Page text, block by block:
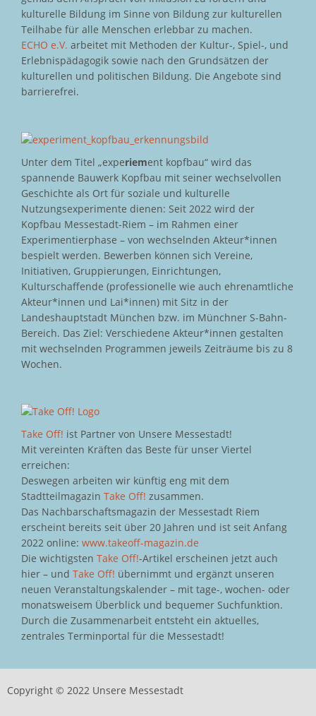
kulturelle Bildung im Sinne von Bildung zur kulturellen
Teilhabe für alle Menschen erlebbar zu machen.
ECHO e.V. arbeitet mit Methoden der Kultur-, Spiel-, und
Erlebnispädagogik sowie nach den Grundsätzen der
kulturellen und politischen Bildung. Die Angebote sind
barrierefrei.
Unter dem Titel „experiement kopfbau“ wird das
spannende Bauwerk Kopfbau mit seiner wechselvollen
Geschichte als Ort für soziale und kulturelle
Nutzungsexperimente dienen: Seit 2022 wird der
Kopfbau Messestadt-Riem – im Rahmen einer
Experimentierphase – von wechselnden Akteur*innen
bespielt werden. Bewerben können sich Vereine,
Initiativen, Gruppierungen, Einrichtungen,
Kulturschaffende (professionelle wie auch ehrenamtliche
Akteur*innen und Lai*innen) mit Sitz in der
Landeshauptstadt München bzw. im Münchner S-Bahn-
Bereich. Das Ziel: Verschiedene Akteur*innen gestalten
mit wechselnden Programmen jeweils Zeiträume bis zu 8
Wochen.
Take Off! ist Partner von Unsere Messestadt!
Mit vereinten Kräften das Beste für unser Viertel
erreichen:
Deswegen arbeiten wir künftig eng mit dem
Stadtteilmagazin Take Off! zusammen.
Das Nachbarschaftsmagazin der Messestadt Riem
erscheint bereits seit über 20 Jahren und ist seit Anfang
2022 online: www.takeoff-magazin.de
Die wichtigsten Take Off!-Artikel erscheinen jetzt auch
hier – und Take Off! übernimmt und ergänzt unseren
neuen Veranstaltungskalender – mit tage-, wochen- oder
monatsweisem Überblick und bequemer Suchfunktion.
Durch die Zusammenarbeit entsteht ein aktuelles,
zentrales Terminportal für die Messestadt!
Copyright © 2022 Unsere Messestadt